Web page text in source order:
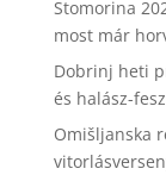
Stomorina
most már
Dobrinj heti
és halász-
Omišljanska